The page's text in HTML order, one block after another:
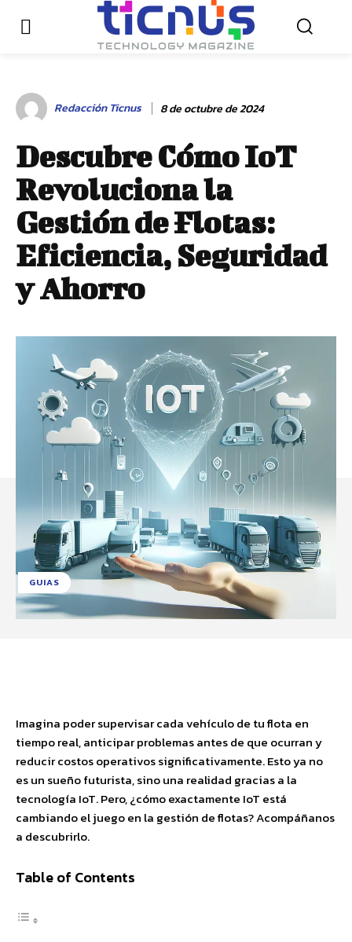
Redacción Ticnus 8 de octubre de 2024
Descubre Cómo IoT
Revoluciona la
Gestión de Flotas:
Eficiencia, Seguridad
y Ahorro
GUIAS
Imagina poder supervisar cada vehículo de tu flota en
tiempo real, anticipar problemas antes de que ocurran y
reducir costos operativos significativamente. Esto ya no
es un sueño futurista, sino una realidad gracias a la
tecnología IoT. Pero, ¿cómo exactamente IoT está
cambiando el juego en la gestión de flotas? Acompáñanos
a descubrirlo.
Table of Contents